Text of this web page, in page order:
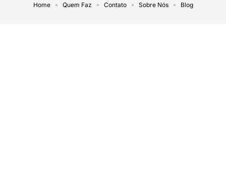
Home Quem Faz Contato Sobre Nós Blog